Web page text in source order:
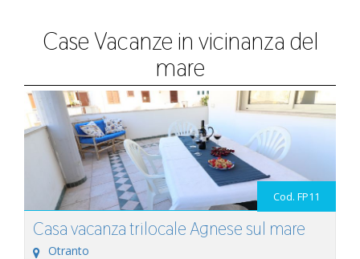
Case Vacanze in vicinanza del
mare
Cod. FP11
Casa vacanza trilocale Agnese sul mare
Otranto